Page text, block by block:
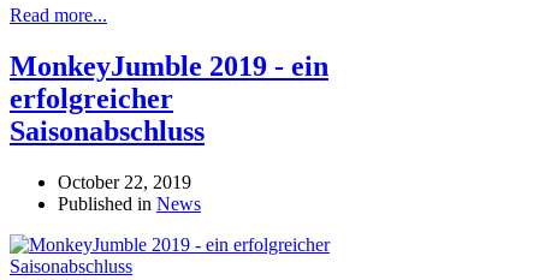
Read more...
MonkeyJumble 2019 - ein
erfolgreicher
Saisonabschluss
October 22, 2019
Published in News